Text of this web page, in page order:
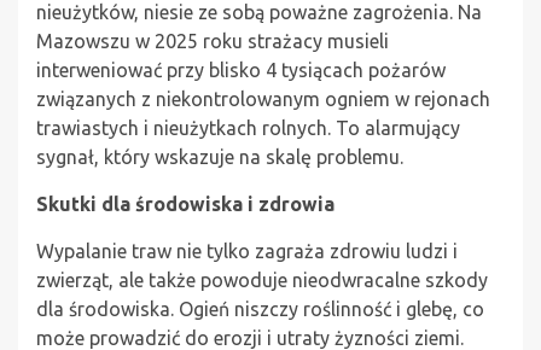
nieużytków, niesie ze sobą poważne zagrożenia. Na
Mazowszu w 2025 roku strażacy musieli
interweniować przy blisko 4 tysiącach pożarów
związanych z niekontrolowanym ogniem w rejonach
trawiastych i nieużytkach rolnych. To alarmujący
sygnał, który wskazuje na skalę problemu.
Skutki dla środowiska i zdrowia
Wypalanie traw nie tylko zagraża zdrowiu ludzi i
zwierząt, ale także powoduje nieodwracalne szkody
dla środowiska. Ogień niszczy roślinność i glebę, co
może prowadzić do erozji i utraty żyzności ziemi.